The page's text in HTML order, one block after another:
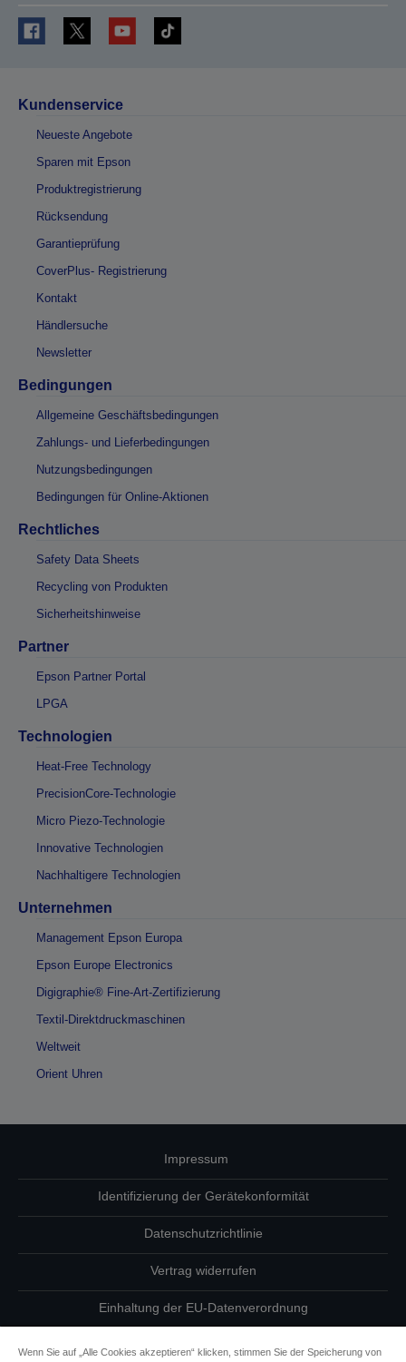
Kundenservice
Neueste Angebote
Sparen mit Epson
Produktregistrierung
Rücksendung
Garantieprüfung
CoverPlus- Registrierung
Kontakt
Händlersuche
Newsletter
Bedingungen
Allgemeine Geschäftsbedingungen
Zahlungs- und Lieferbedingungen
Nutzungsbedingungen
Bedingungen für Online-Aktionen
Rechtliches
Safety Data Sheets
Recycling von Produkten
Sicherheitshinweise
Partner
Epson Partner Portal
LPGA
Technologien
Heat-Free Technology
PrecisionCore-Technologie
Micro Piezo-Technologie
Innovative Technologien
Nachhaltigere Technologien
Unternehmen
Management Epson Europa
Epson Europe Electronics
Digigraphie® Fine-Art-Zertifizierung
Textil-Direktdruckmaschinen
Weltweit
Orient Uhren
Impressum
Identifizierung der Gerätekonformität
Datenschutzrichtlinie
Vertrag widerrufen
Einhaltung der EU-Datenverordnung
Wenn Sie auf „Alle Cookies akzeptieren“ klicken, stimmen Sie der Speicherung von